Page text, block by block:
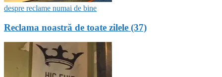
despre reclame numai de bine
Reclama noastră de toate zilele (37)